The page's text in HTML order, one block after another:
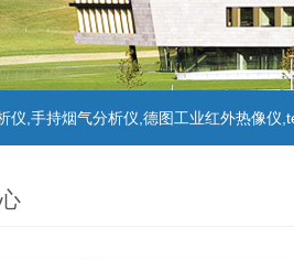
仪,手持烟气分析仪,德图工业红外热像仪